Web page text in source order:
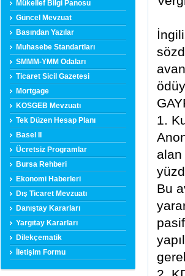
Mükellef Bilgi Panosu
Güncel Mevzuat
Basından Yazılar
Muhasebe Standartları
SMMM-YMM Odaları
Ticaret Sicil Gazetesi
Mortgage
KOSGEB Mevzuatı
Tek Düzen Hesap Planı
Basel II
Ücretsiz Programlar
Bursa Rehberi
Ekonomi Haberleri
Dış Ticaret Mevzuatı
Danıştay Kararları
Yargıtay Kararları
Dilekçematik
İletişim Formu
1.
alan
Bu